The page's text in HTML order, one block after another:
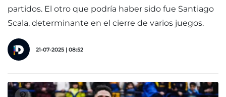
partidos. El otro que podría haber sido fue Santiago
Scala, determinante en el cierre de varios juegos.
21-07-2025 | 08:52